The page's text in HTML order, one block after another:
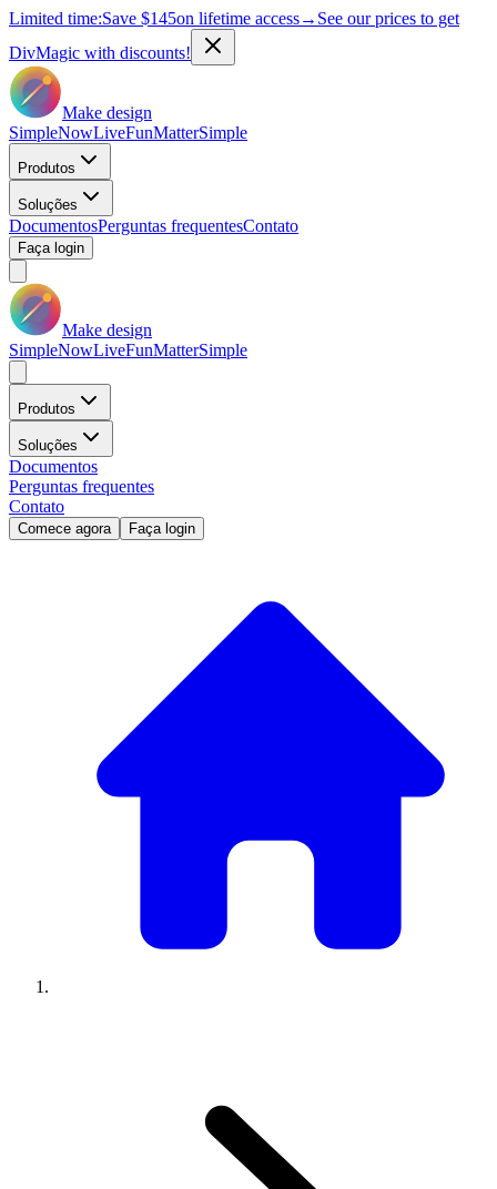
Limited time:Save $145on lifetime access→ See our prices to get
DivMagic with discounts!
Make design
SimpleNowLiveFunMatterSimple
Produtos
Soluções
DocumentosPerguntas frequentesContato
Faça login
Make design
SimpleNowLiveFunMatterSimple
Produtos
Soluções
Documentos
Perguntas frequentes
Contato
Comece agora Faça login